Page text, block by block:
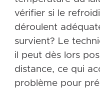
vérifier si le
déroulent
survient? Le
il peut dès lors
distance, ce qui
problème pour